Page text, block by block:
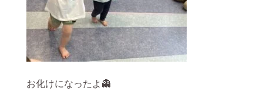
お化けになったよ👻